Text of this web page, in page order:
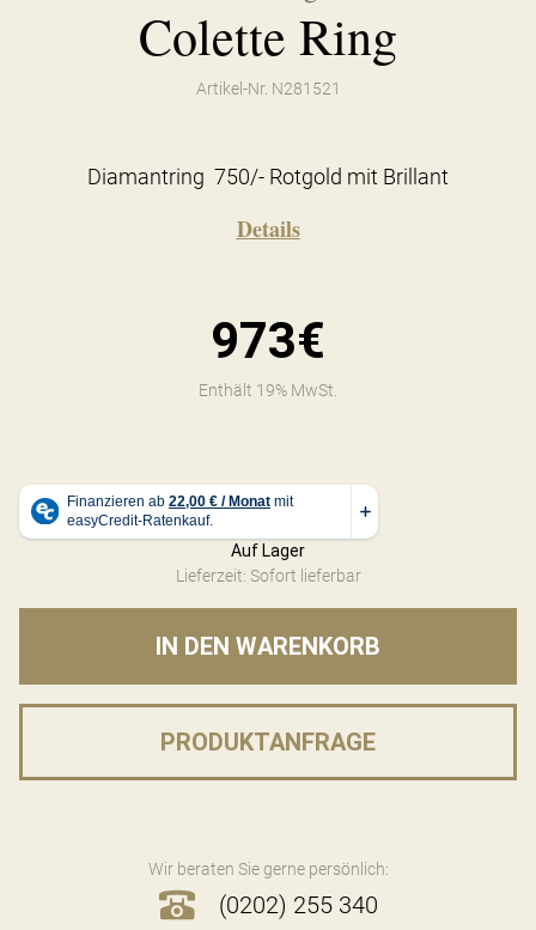
Colette Ring
Artikel-Nr. N281521
Diamantring 750/- Rotgold mit Brillant
Details
973€
Enthält 19% MwSt.
Auf Lager
Lieferzeit: Sofort lieferbar
IN DEN WARENKORB
PRODUKTANFRAGE
Wir beraten Sie gerne persönlich:
(0202) 255 340